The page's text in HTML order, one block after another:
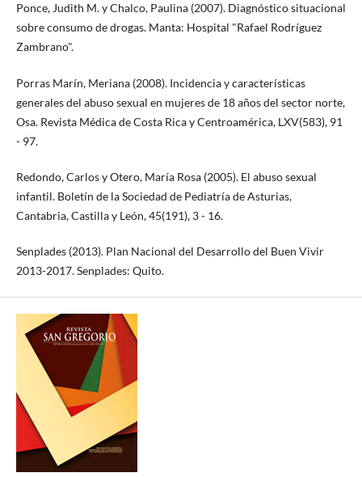
Ponce, Judith M. y Chalco, Paulina (2007). Diagnóstico situacional
sobre consumo de drogas. Manta: Hospital "Rafael Rodríguez
Zambrano".
Porras Marín, Meriana (2008). Incidencia y características
generales del abuso sexual en mujeres de 18 años del sector norte,
Osa. Revista Médica de Costa Rica y Centroamérica, LXV(583), 91
- 97.
Redondo, Carlos y Otero, María Rosa (2005). El abuso sexual
infantil. Boletín de la Sociedad de Pediatría de Asturias,
Cantabria, Castilla y León, 45(191), 3 - 16.
Senplades (2013). Plan Nacional del Desarrollo del Buen Vivir
2013-2017. Senplades: Quito.